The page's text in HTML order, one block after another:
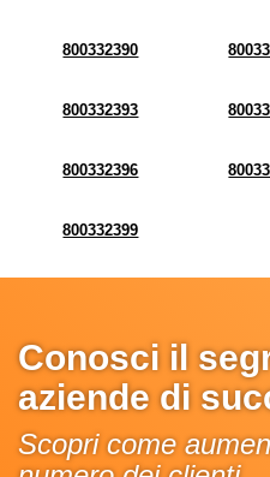
800332390
800332393
800332396
800332399
Conosci il
aziende di
Scopri come